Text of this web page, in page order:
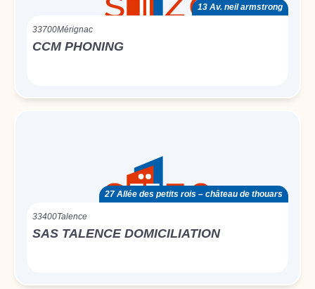
13 Av. neil armstrong
33700Mérignac
CCM PHONING
27 Allée des petits rois – château de thouars
33400Talence
SAS TALENCE DOMICILIATION